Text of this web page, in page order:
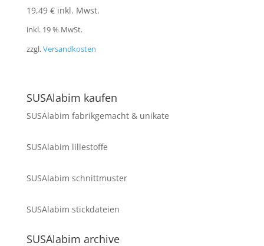
19,49 € inkl. Mwst.
inkl. 19 % MwSt.
zzgl.Versandkosten
SUSAlabim kaufen
SUSAlabim fabrikgemacht & unikate
SUSAlabim lillestoffe
SUSAlabim schnittmuster
SUSAlabim stickdateien
SUSAlabim archive